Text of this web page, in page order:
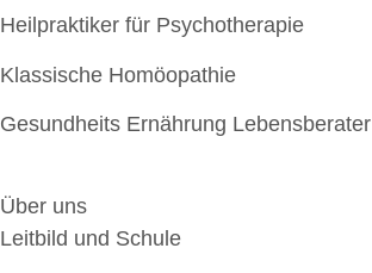
Heilpraktiker für Psychotherapie
Klassische Homöopathie
Gesundheits Ernährung Lebensberater
Über uns
Leitbild und Schule